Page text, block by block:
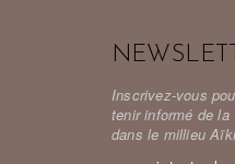
Inscrivez-vous
tenir informé de la
dans le millieu